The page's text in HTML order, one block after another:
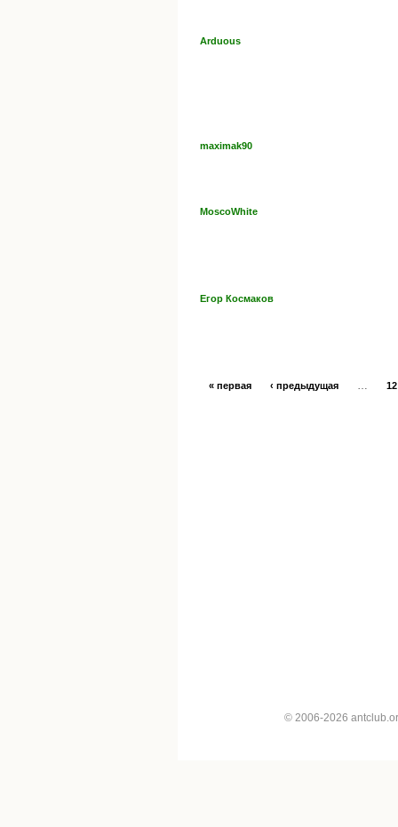
Arduous
maximak90
MoscoWhite
Егор Космаков
« первая ‹ предыдущая … 12
© 2006-2026